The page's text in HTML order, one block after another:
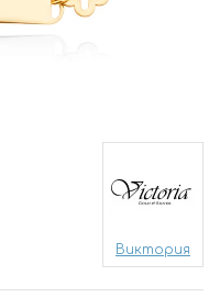
Виктория